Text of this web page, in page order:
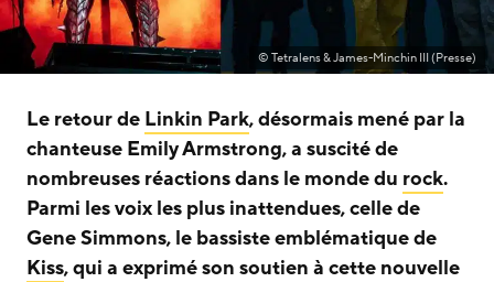
© Tetralens & James-Minchin III (Presse)
Le retour de Linkin Park, désormais mené par la
chanteuse Emily Armstrong, a suscité de
nombreuses réactions dans le monde du rock.
Parmi les voix les plus inattendues, celle de
Gene Simmons, le bassiste emblématique de
Kiss, qui a exprimé son soutien à cette nouvelle